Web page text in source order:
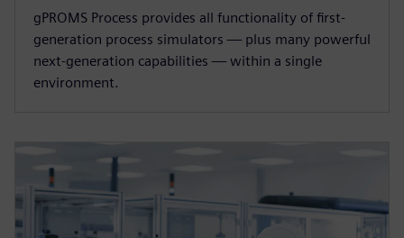
gPROMS Process provides all functionality of first-
generation process simulators — plus many powerful
next-generation capabilities — within a single
environment.